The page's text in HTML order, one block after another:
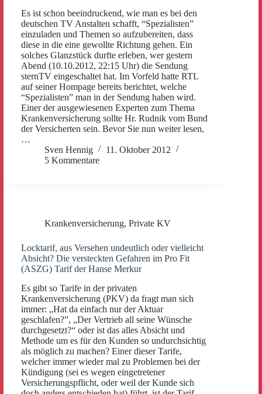
Es ist schon beeindruckend, wie man es bei den
deutschen TV Anstalten schafft, “Spezialisten”
einzuladen und Themen so aufzubereiten, dass
diese in die eine gewollte Richtung gehen. Ein
solches Glanzstück durfte erleben, wer gestern
Abend (10.10.2012, 22:15 Uhr) die Sendung
sternTV eingeschaltet hat. Im Vorfeld hatte RTL
auf seiner Hompage bereits berichtet, welche
“Spezialisten” man in der Sendung haben wird.
Einer der ausgewiesenen Experten zum Thema
Krankenversicherung sollte Hr. Rudnik vom Bund
der Versicherten sein. Bevor Sie nun weiter lesen,
…
Sven Hennig
11. Oktober 2012
5 Kommentare
Krankenversicherung, Private KV
Locktarif, aus Versehen undeutlich oder vielleicht
Absicht? Die versteckten Gefahren im Pro Fit
(ASZG) Tarif der Hanse Merkur
Es gibt so Tarife in der privaten
Krankenversicherung (PKV) da fragt man sich
immer: „Hat da einfach nur der Aktuar
geschlafen?”, „Der Vertrieb all seine Wünsche
durchgesetzt?“ oder ist das alles Absicht und
Methode um es für den Kunden so undurchsichtig
als möglich zu machen? Einer dieser Tarife,
welcher immer wieder mal zu Problemen bei der
Kündigung (sei es wegen eingetretener
Versicherungspflicht, oder weil der Kunde sich